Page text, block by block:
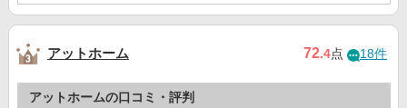
アットホーム 72.4点 18件
アットホームの口コミ・評判